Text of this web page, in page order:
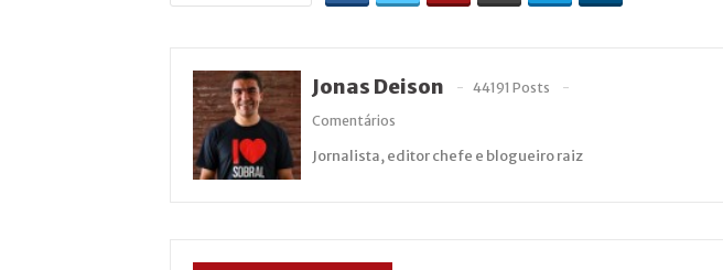
Jonas Deison
44191 Posts
Comentários
Jornalista, editor chefe e blogueiro raiz